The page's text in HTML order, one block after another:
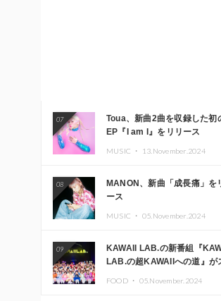
07
Toua、新曲2曲を収録した初
EP『I am I』をリリース
MUSIC ・ 13.November.2024
08
MANON、新曲「成長痛」を
ース
MUSIC ・ 05.November.2024
09
KAWAII LAB.の新番組『
LAB.の超KAWAIIへの道』が
FOOD ・ 05.November.2024